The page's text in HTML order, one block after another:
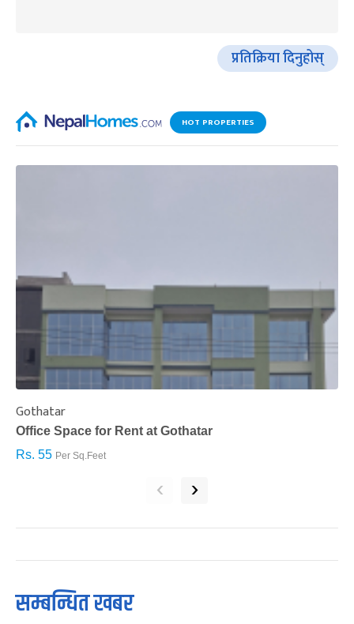
प्रतिक्रिया दिनुहोस्
HOT PROPERTIES
Gothatar
Office Space for Rent at Gothatar
Rs. 55 Per Sq.Feet
‹ ›
सम्बन्धित खबर